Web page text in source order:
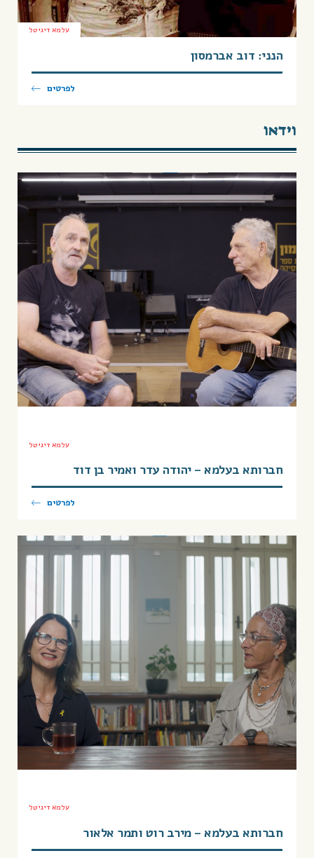
עלמא דיגיטל
הנני: דוב אברמסון
לפרטים
וידאו
עלמא דיגיטל
חברותא בעלמא – יהודה עדר ואמיר בן דוד
לפרטים
עלמא דיגיטל
חברותא בעלמא – מירב רוט ותמר אלאור